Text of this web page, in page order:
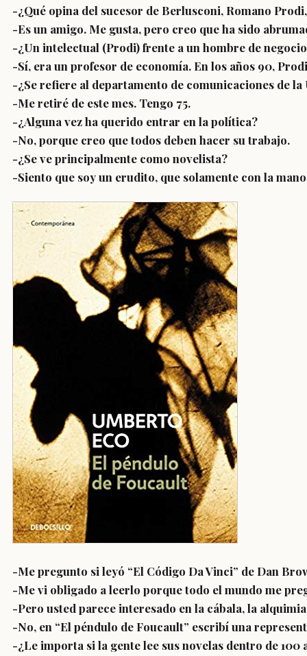
-¿Qué opina del sucesor de Berlusconi, Romano
-Es un amigo. Me gusta, pero creo que ha sido
-¿Un intelectual (Prodi) frente a un hombre de
-Sí, era un profesor de economía. En los años 90,
-¿Se refiere al departamento de comunicaciones de
-Me retiré de este mes. Tengo 75.
-¿Alguna vez ha querido entrar en la política?
-No, porque creo que todos deben hacer su trabajo.
-¿Se ve principalmente como novelista?
-Siento que soy un erudito, que solamente con la
-Me pregunto si leyó “El Código Da Vinci” de Dan
-Me vi obligado a leerlo porque todo el mundo me
-Pero usted parece interesado en la cábala, la
-No, en “El péndulo de Foucault” escribí una
-¿Le importa si la gente lee sus novelas dentro de 100